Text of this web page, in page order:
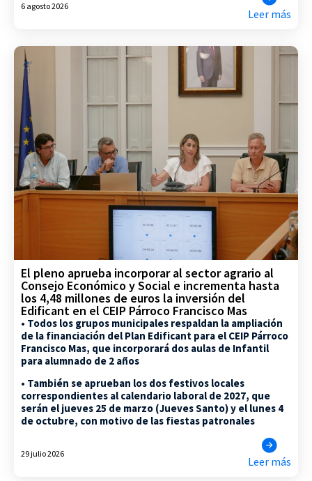
6 agosto 2026
Leer más
El pleno aprueba incorporar al sector agrario al
Consejo Económico y Social e incrementa hasta
los 4,48 millones de euros la inversión del
Edificant en el CEIP Párroco Francisco Mas
• Todos los grupos municipales respaldan la ampliación
de la financiación del Plan Edificant para el CEIP Párroco
Francisco Mas, que incorporará dos aulas de Infantil
para alumnado de 2 años
• También se aprueban los dos festivos locales
correspondientes al calendario laboral de 2027, que
serán el jueves 25 de marzo (Jueves Santo) y el lunes 4
de octubre, con motivo de las fiestas patronales
29 julio 2026
Leer más